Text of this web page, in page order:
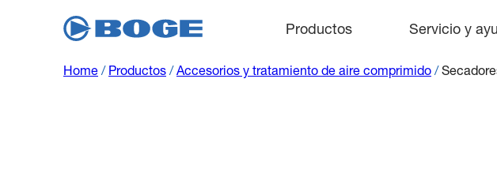
Productos Servicio y
Home / Productos / Accesorios y tratamiento de aire comprimido /